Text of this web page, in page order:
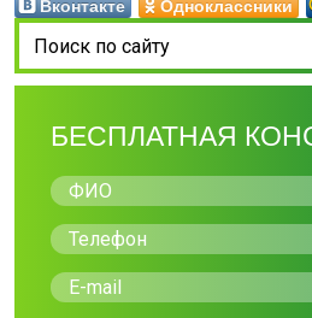
Вконтакте Одноклассники
БЕСПЛАТНАЯ